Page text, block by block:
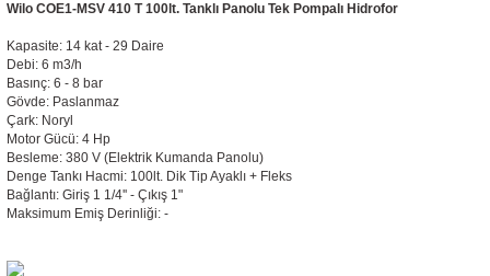
Wilo COE1-MSV 410 T 100lt. Tanklı Panolu Tek Pompalı Hidrofor
Kapasite: 14 kat - 29 Daire
Debi: 6 m3/h
Basınç: 6 - 8 bar
Gövde: Paslanmaz
Çark: Noryl
Motor Gücü: 4 Hp
Besleme: 380 V (Elektrik Kumanda Panolu)
Denge Tankı Hacmi: 100lt. Dik Tip Ayaklı + Fleks
Bağlantı: Giriş 1 1/4'' - Çıkış 1"
Maksimum Emiş Derinliği: -